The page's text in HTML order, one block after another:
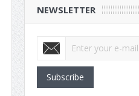
NEWSLETTER
Subscribe